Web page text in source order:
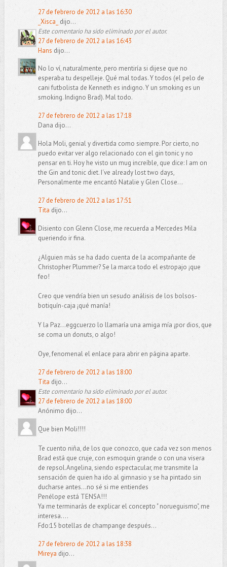
27 de febrero de 2012 a las 16:30
_Xisca_ dijo...
Este comentario ha sido eliminado por el autor.
27 de febrero de 2012 a las 16:43
Hans dijo...
No lo ví, naturalmente, pero mentiría si dijese que no
esperaba tu despelleje. Qué mal todas. Y todos (el pelo de
cani futbolista de Kenneth es indigno. Y un smoking es un
smoking. Indigno Brad). Mal todo.
27 de febrero de 2012 a las 17:18
Dana dijo...
Hola Moli, genial y divertida como siempre. Por cierto, no
puedo evitar ver algo relacionado con el gin tonic y no
pensar en ti. Hoy he visto un mug increíble, que dice: I am on
the Gin and tonic diet. I´ve already lost two days,
Personalmente me encantó Natalie y Glen Close...
27 de febrero de 2012 a las 17:51
Tita dijo...
Disiento con Glenn Close, me recuerda a Mercedes Mila
queriendo ir fina.
¿Alguien más se ha dado cuenta de la acompañante de
Christopher Plummer? Se la marca todo el estropajo ¡que
feo!
Creo que vendría bien un sesudo análisis de los bolsos-
botiquín-caja ¡qué manía!
Y la Paz...eggcuerzo lo llamaría una amiga mía ¡por dios, que
se coma un donuts, o algo!
Oye, fenomenal el enlace para abrir en página aparte.
27 de febrero de 2012 a las 18:00
Tita dijo...
Este comentario ha sido eliminado por el autor.
27 de febrero de 2012 a las 18:00
Anónimo dijo...
Que bien Moli!!!!
Te cuento niña, de los que conozco, que cada vez son menos
Brad está que cruje, con esmoquin grande o con una visera
de repsol.Angelina, siendo espectacular, me transmite la
sensación de quien ha ido al gimnasio y se ha pintado sin
ducharse antes...no sé si me entiendes
Penélope está TENSA!!!
Ya me terminarás de explicar el concepto " norueguismo", me
interesa....
Fdo:15 botellas de champange después...
27 de febrero de 2012 a las 18:38
Mireya dijo...